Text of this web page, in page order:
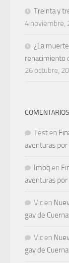
Treinta y
4 noviembre,
¿La
renacimiento
26 octubre,
Test en
aventuras por
Imoq en
aventuras por
Vic en
gay de
Vic en
gay de